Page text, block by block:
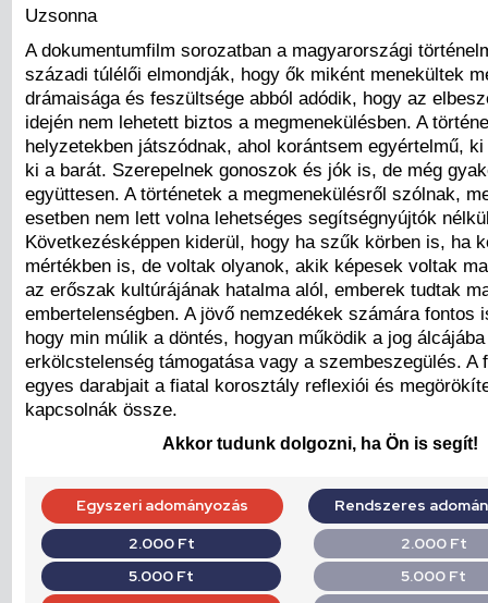
Uzsonna
A dokumentumfilm sorozatban a magyarországi
századi túlélői elmondják, hogy ők miként menekültek
drámaisága és feszültsége abból adódik, hogy az
idején nem lehetett biztos a megmenekülésben. A
helyzetekben játszódnak, ahol korántsem egyértelmű,
ki a barát. Szerepelnek gonoszok és jók is, de még
együttesen. A történetek a megmenekülésről szólnak,
esetben nem lett volna lehetséges segítségnyújtók
Következésképpen kiderül, hogy ha szűk körben is, ha
mértékben is, de voltak olyanok, akik képesek voltak
az erőszak kultúrájának hatalma alól, emberek tudtak
embertelenségben. A jövő nemzedékek számára fontos
hogy min múlik a döntés, hogyan működik a jog
erkölcstelenség támogatása vagy a szembeszegülés. A
egyes darabjait a fiatal korosztály reflexiói és
kapcsolnák össze.
Akkor tudunk dolgozni, ha Ön is segít!